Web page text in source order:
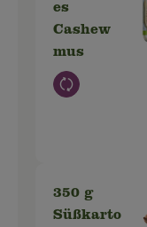
es
Cashew
mus
Auswahl
350 g
Süßkarto